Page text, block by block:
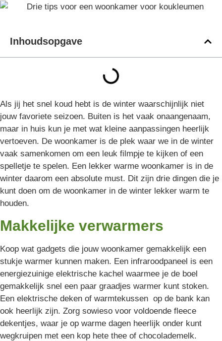
Inhoudsopgave
Als jij het snel koud hebt is de winter waarschijnlijk niet
jouw favoriete seizoen. Buiten is het vaak onaangenaam,
maar in huis kun je met wat kleine aanpassingen heerlijk
vertoeven. De woonkamer is de plek waar we in de winter
vaak samenkomen om een leuk filmpje te kijken of een
spelletje te spelen. Een lekker warme woonkamer is in de
winter daarom een absolute must. Dit zijn drie dingen die je
kunt doen om de woonkamer in de winter lekker warm te
houden.
Makkelijke verwarmers
Koop wat gadgets die jouw woonkamer gemakkelijk een
stukje warmer kunnen maken. Een infraroodpaneel is een
energiezuinige elektrische kachel waarmee je de boel
gemakkelijk snel een paar graadjes warmer kunt stoken.
Een elektrische deken of warmtekussen op de bank kan
ook heerlijk zijn. Zorg sowieso voor voldoende fleece
dekentjes, waar je op warme dagen heerlijk onder kunt
wegkruipen met een kop hete thee of chocolademelk.